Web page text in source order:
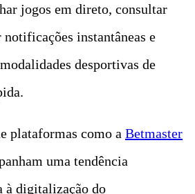
jogos em direto, consultar
instantâneas e
desportivas de
plataformas como a Betmaster
uma tendência
à digitalização do